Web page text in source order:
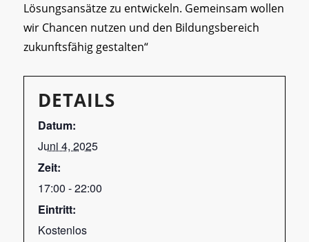
Lösungsansätze zu entwickeln. Gemeinsam wollen
wir Chancen nutzen und den Bildungsbereich
zukunftsfähig gestalten“
DETAILS
Datum:
Juni 4, 2025
Zeit:
17:00 - 22:00
Eintritt:
Kostenlos